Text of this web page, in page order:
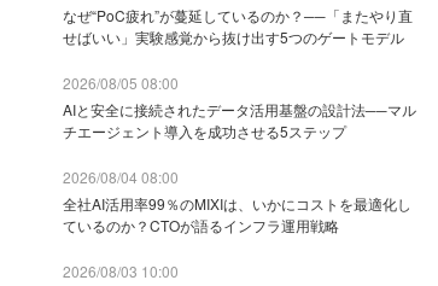
なぜ“PoC疲れ”が蔓延しているのか？──「またやり直
せばいい」実験感覚から抜け出す5つのゲートモデル
2026/08/05 08:00
AIと安全に接続されたデータ活用基盤の設計法──マル
チエージェント導入を成功させる5ステップ
2026/08/04 08:00
全社AI活用率99％のMIXIは、いかにコストを最適化し
ているのか？CTOが語るインフラ運用戦略
2026/08/03 10:00